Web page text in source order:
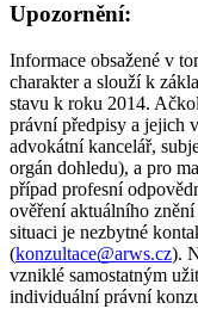
Upozornění:
Informace obsažené v
charakter a slouží k
stavu k roku 2014.
právní předpisy a jejich
advokátní kancelář,
orgán dohledu), a pro
případ profesní
ověření aktuálního
situaci je nezbytné
(konzultace@arws.cz).
vzniklé samostatným
individuální právní